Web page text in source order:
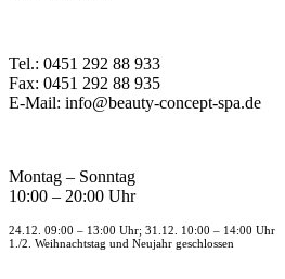
Tel.: 0451 292 88 933
Fax: 0451 292 88 935
E-Mail: info@beauty-concept-spa.de
Montag – Sonntag
10:00 – 20:00 Uhr
24.12. 09:00 – 13:00 Uhr; 31.12. 10:00 – 14:00 Uhr
1./2. Weihnachtstag und Neujahr geschlossen